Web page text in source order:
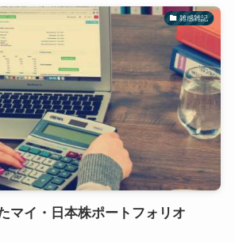
雑感雑記
マイ・日本株ポートフォリオ